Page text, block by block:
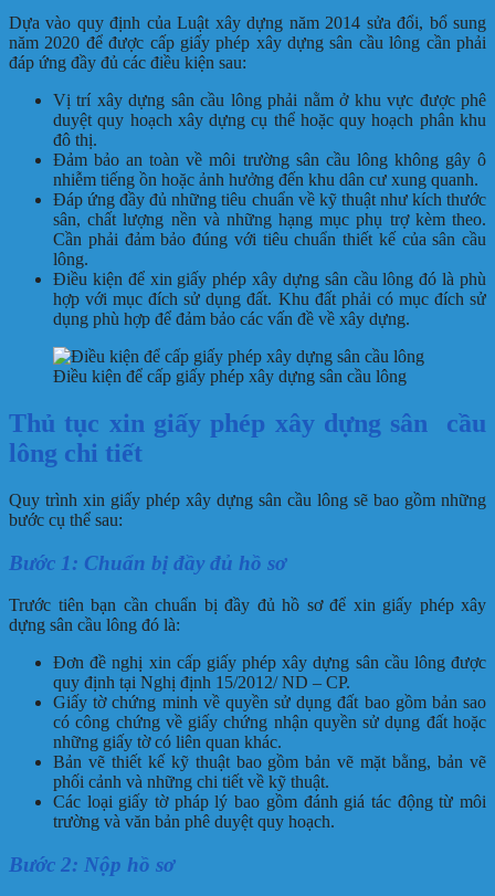
Dựa vào quy định của Luật xây dựng năm 2014 sửa đổi, bổ sung
năm 2020 để được cấp giấy phép xây dựng sân cầu lông cần phải
đáp ứng đầy đủ các điều kiện sau:
Vị trí xây dựng sân cầu lông phải nằm ở khu vực được phê
duyệt quy hoạch xây dựng cụ thể hoặc quy hoạch phân khu
đô thị.
Đảm bảo an toàn về môi trường sân cầu lông không gây ô
nhiễm tiếng ồn hoặc ảnh hưởng đến khu dân cư xung quanh.
Đáp ứng đầy đủ những tiêu chuẩn về kỹ thuật như kích thước
sân, chất lượng nền và những hạng mục phụ trợ kèm theo.
Cần phải đảm bảo đúng với tiêu chuẩn thiết kế của sân cầu
lông.
Điều kiện để xin giấy phép xây dựng sân cầu lông đó là phù
hợp với mục đích sử dụng đất. Khu đất phải có mục đích sử
dụng phù hợp để đảm bảo các vấn đề về xây dựng.
Điều kiện để cấp giấy phép xây dựng sân cầu lông
Thủ tục xin giấy phép xây dựng sân cầu
lông chi tiết
Quy trình xin giấy phép xây dựng sân cầu lông sẽ bao gồm những
bước cụ thể sau:
Bước 1: Chuẩn bị đầy đủ hồ sơ
Trước tiên bạn cần chuẩn bị đầy đủ hồ sơ để xin giấy phép xây
dựng sân cầu lông đó là:
Đơn đề nghị xin cấp giấy phép xây dựng sân cầu lông được
quy định tại Nghị định 15/2012/ ND – CP.
Giấy tờ chứng minh về quyền sử dụng đất bao gồm bản sao
có công chứng về giấy chứng nhận quyền sử dụng đất hoặc
những giấy tờ có liên quan khác.
Bản vẽ thiết kế kỹ thuật bao gồm bản vẽ mặt bằng, bản vẽ
phối cảnh và những chi tiết về kỹ thuật.
Các loại giấy tờ pháp lý bao gồm đánh giá tác động từ môi
trường và văn bản phê duyệt quy hoạch.
Bước 2: Nộp hồ sơ